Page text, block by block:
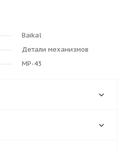
Baikal
Детали механизмов
МР-43